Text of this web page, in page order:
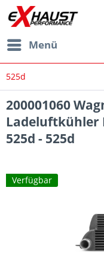
Menü
525d
200001060
Ladeluftkühler
525d - 525d
Verfügbar